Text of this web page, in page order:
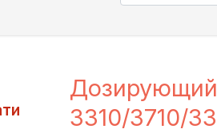
3310/3710/